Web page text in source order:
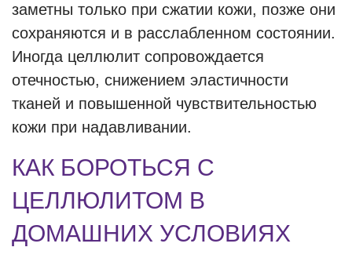
заметны только при сжатии кожи, позже они
сохраняются и в расслабленном состоянии.
Иногда целлюлит сопровождается
отечностью, снижением эластичности
тканей и повышенной чувствительностью
кожи при надавливании.
КАК БОРОТЬСЯ С
ЦЕЛЛЮЛИТОМ В
ДОМАШНИХ УСЛОВИЯХ